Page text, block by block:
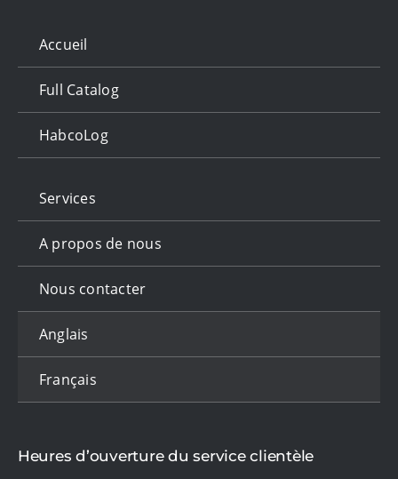
Accueil
Full Catalog
HabcoLog
Services
A propos de nous
Nous contacter
Anglais
Français
Heures d’ouverture du service clientèle